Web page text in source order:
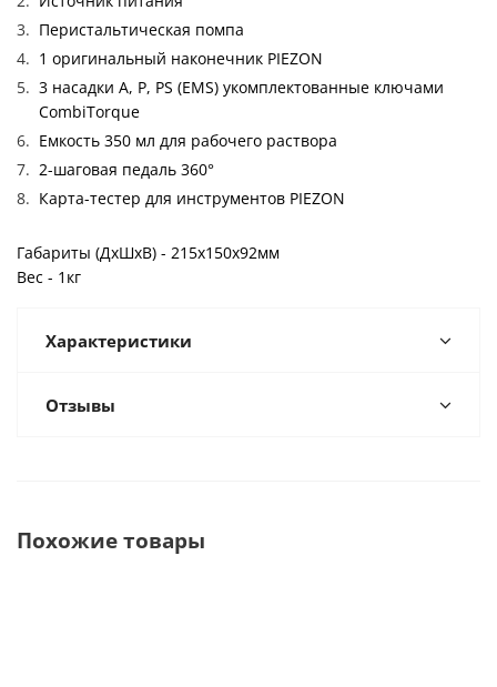
Перистальтическая помпа
1 оригинальный наконечник PIEZON
3 насадки A, P, PS (EMS) укомплектованные ключами
CombiTorque
Емкость 350 мл для рабочего раствора
2-шаговая педаль 360°
Карта-тестер для инструментов PIEZON
Габариты (ДxШxВ) - 215x150x92мм
Вес - 1кг
Характеристики
Отзывы
Похожие товары